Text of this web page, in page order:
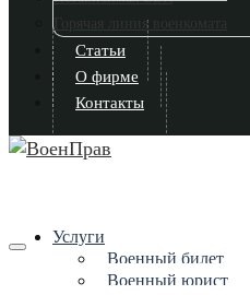
Горячая линия военкомата
Статьи
О фирме
Контакты
Услуги
Военный билет
Военный юрист